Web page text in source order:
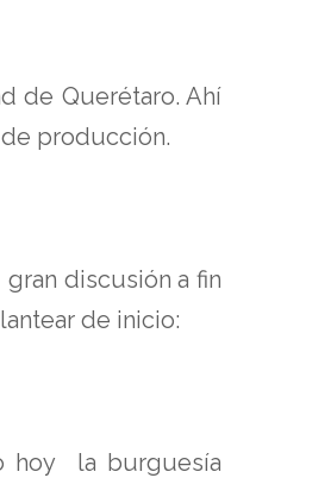
de Querétaro. Ahí
producción.
discusión a fin
de inicio:
hoy la burguesía